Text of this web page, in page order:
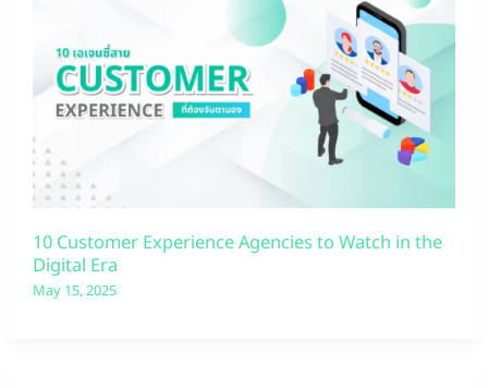
10 Customer Experience Agencies to Watch in the
Digital Era
May 15, 2025